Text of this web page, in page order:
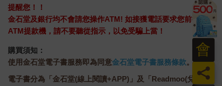
提醒您！！
金石堂及銀行均不會請您操作ATM! 如接獲電話要求您前往
ATM提款機，請不要聽從指示，以免受騙上當！
購買須知：
使用金石堂電子書服務即為同意金石堂電子書服務條款。
電子書分為「金石堂(線上閱讀+APP)」及「Readmoo(兌換員
會